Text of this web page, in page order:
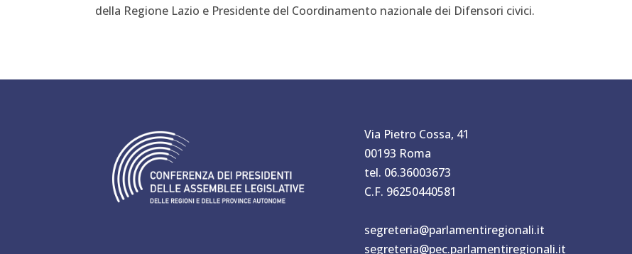
della Regione Lazio e Presidente del Coordinamento nazionale dei Difensori civici.
Via Pietro Cossa, 41
00193 Roma
tel. 06.36003673
C.F. 96250440581
segreteria@parlamentiregionali.it
segreteria@pec.parlamentiregionali.it